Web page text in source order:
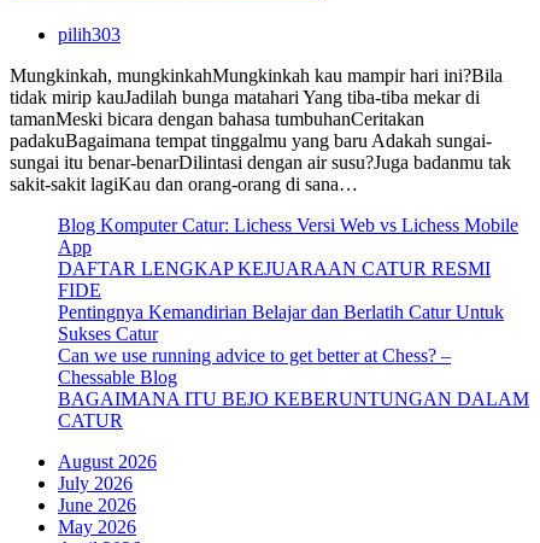
pilih303
Mungkinkah, mungkinkahMungkinkah kau mampir hari ini?Bila
tidak mirip kauJadilah bunga matahari Yang tiba-tiba mekar di
tamanMeski bicara dengan bahasa tumbuhanCeritakan
padakuBagaimana tempat tinggalmu yang baru Adakah sungai-
sungai itu benar-benarDilintasi dengan air susu?Juga badanmu tak
sakit-sakit lagiKau dan orang-orang di sana…
Blog Komputer Catur: Lichess Versi Web vs Lichess Mobile
App
DAFTAR LENGKAP KEJUARAAN CATUR RESMI
FIDE
Pentingnya Kemandirian Belajar dan Berlatih Catur Untuk
Sukses Catur
Can we use running advice to get better at Chess? –
Chessable Blog
BAGAIMANA ITU BEJO KEBERUNTUNGAN DALAM
CATUR
August 2026
July 2026
June 2026
May 2026